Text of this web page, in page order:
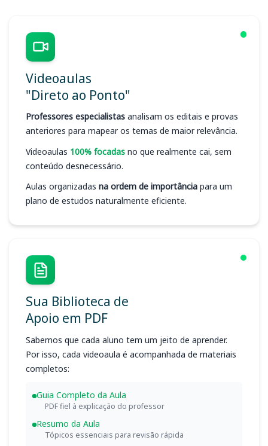
Videoaulas
"Direto ao Ponto"
Professores especialistas analisam os editais e provas
anteriores para mapear os temas de maior relevância.
Videoaulas 100% focadas no que realmente cai, sem
conteúdo desnecessário.
Aulas organizadas na ordem de importância para um
plano de estudos naturalmente eficiente.
Sua Biblioteca de
Apoio em PDF
Sabemos que cada aluno tem um jeito de aprender.
Por isso, cada videoaula é acompanhada de materiais
completos:
Guia Completo da Aula
PDF fiel à explicação do professor
Resumo da Aula
Tópicos essenciais para revisão rápida